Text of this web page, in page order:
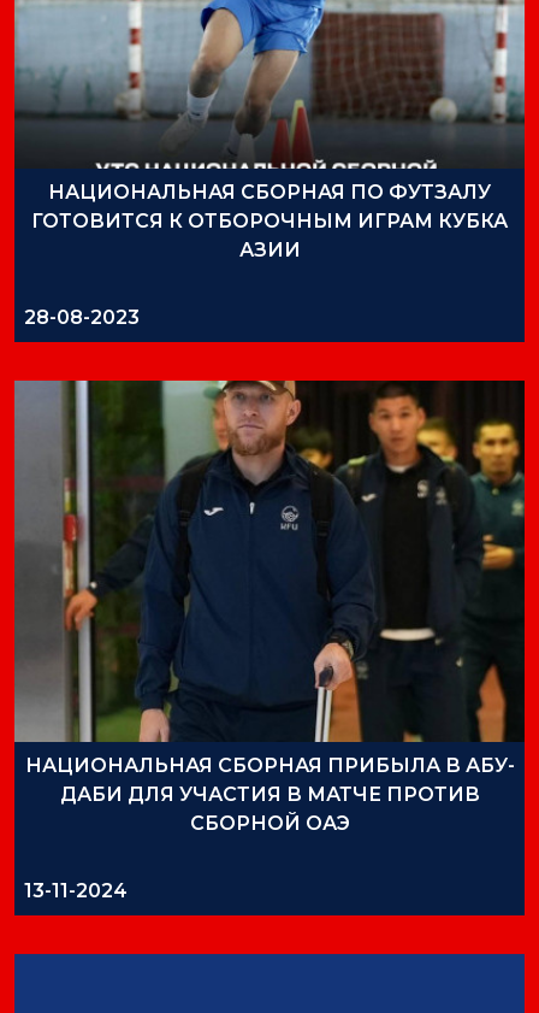
НАЦИОНАЛЬНАЯ СБОРНАЯ ПО ФУТЗАЛУ
ГОТОВИТСЯ К ОТБОРОЧНЫМ ИГРАМ КУБКА
АЗИИ
НАЦИОНАЛЬНАЯ СБОРНАЯ ПРИБЫЛА В АБУ-
ДАБИ ДЛЯ УЧАСТИЯ В МАТЧЕ ПРОТИВ
СБОРНОЙ ОАЭ